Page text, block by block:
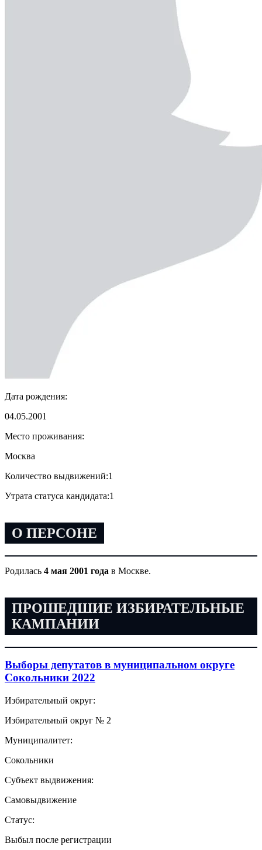
Дата рождения:
04.05.2001
Место проживания:
Москва
Количество выдвижений:1
Утрата статуса кандидата:1
О ПЕРСОНЕ
Родилась 4 мая 2001 года в Москве.
ПРОШЕДШИЕ ИЗБИРАТЕЛЬНЫЕ
КАМПАНИИ
Выборы депутатов в муниципальном округе
Сокольники 2022
Избирательный округ:
Избирательный округ № 2
Муниципалитет:
Сокольники
Субъект выдвижения:
Самовыдвижение
Статус:
Выбыл после регистрации